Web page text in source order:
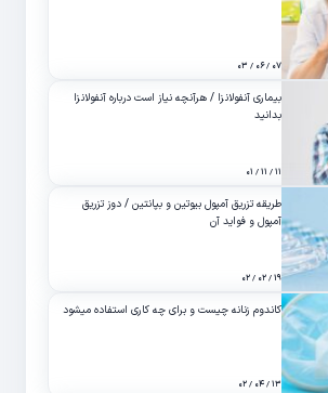
۰۷ / ۰۶ / ۰۳
بیماری آنفولانزا / هرآنچه نیاز است درباره آنفولانزا
بدانید
۱۱ / ۱۱ / ۰۱
طریقه تزریق آمپول بیوتین و بپانتین / دوز تزریق
آمپول و فواید آن
۱۹ / ۰۲ / ۰۲
کاندوم زنانه چیست و برای چه کاری استفاده میشود
۱۳ / ۰۴ / ۰۲